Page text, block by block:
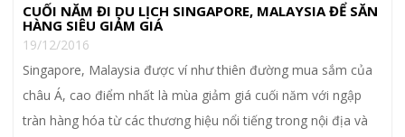
CUỐI NĂM ĐI DU LỊCH SINGAPORE, MALAYSIA ĐỂ SĂN
HÀNG SIÊU GIẢM GIÁ
19/12/2016
Singapore, Malaysia được ví như thiên đường mua sắm của
châu Á, cao điểm nhất là mùa giảm giá cuối năm với ngập
tràn hàng hóa từ các thương hiệu nổi tiếng trong nội địa và